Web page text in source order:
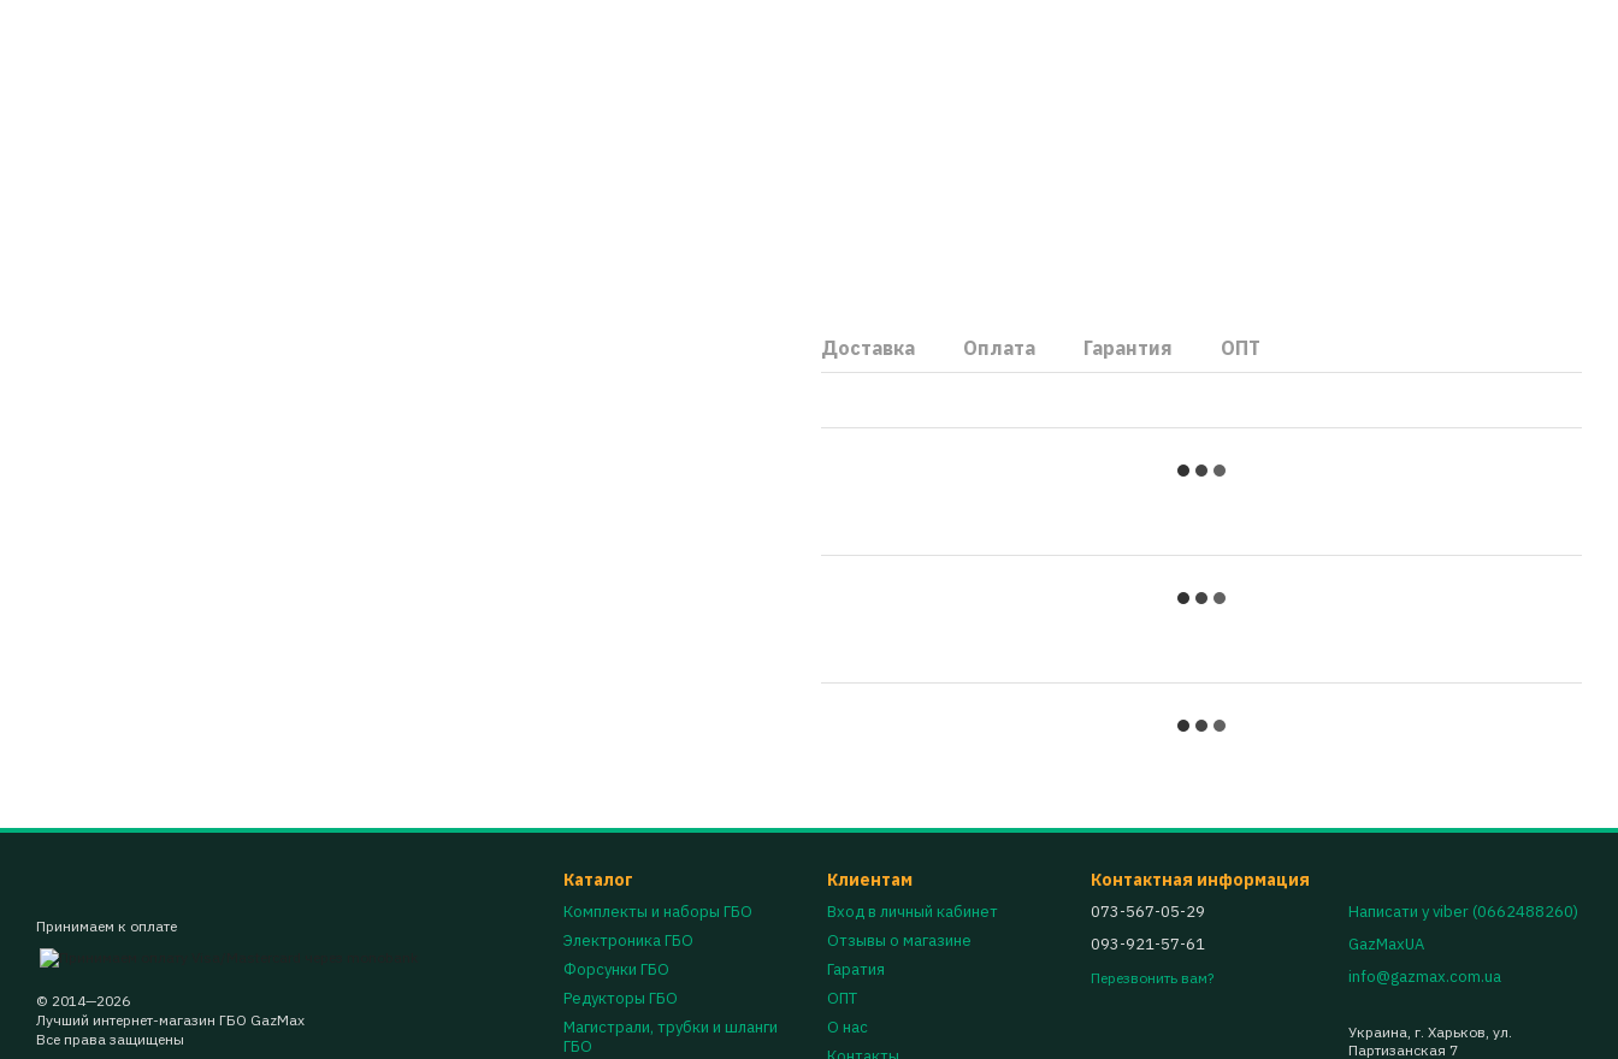
Доставка Оплата Гарантия ОПТ
Принимаем к оплате
© 2014—2026
Лучший интернет-магазин ГБО GazMax
Все права защищены
Каталог
Комплекты и наборы ГБО
Электроника ГБО
Форсунки ГБО
Редукторы ГБО
Магистрали, трубки и шланги
ГБО
Клиентам
Вход в личный кабинет
Отзывы о магазине
Гаратия
ОПТ
О нас
Контактная информация
073-567-05-29
093-921-57-61
Перезвонить вам?
Написати у viber (0662488260)
GazMaxUA
info@gazmax.com.ua
Украина, г. Харьков, ул.
Партизанская 7